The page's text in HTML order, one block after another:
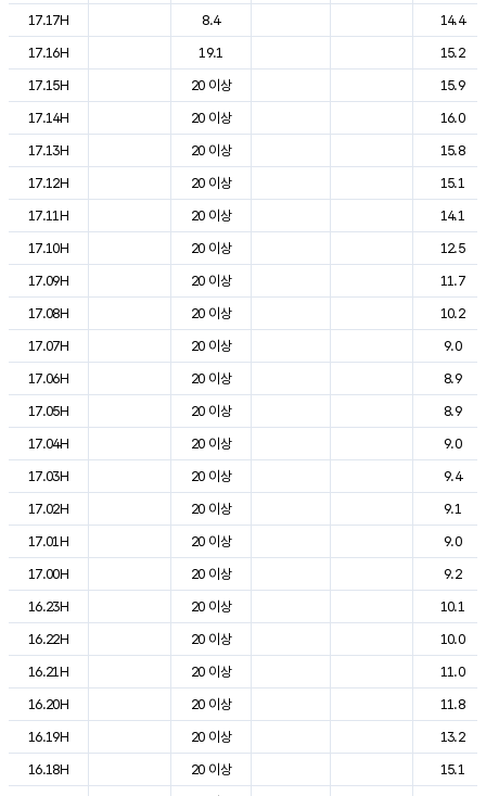
17.17H
8.4
14.4
17.16H
19.1
15.2
17.15H
20 이상
15.9
17.14H
20 이상
16.0
17.13H
20 이상
15.8
17.12H
20 이상
15.1
17.11H
20 이상
14.1
17.10H
20 이상
12.5
17.09H
20 이상
11.7
17.08H
20 이상
10.2
17.07H
20 이상
9.0
17.06H
20 이상
8.9
17.05H
20 이상
8.9
17.04H
20 이상
9.0
17.03H
20 이상
9.4
17.02H
20 이상
9.1
17.01H
20 이상
9.0
17.00H
20 이상
9.2
16.23H
20 이상
10.1
16.22H
20 이상
10.0
16.21H
20 이상
11.0
16.20H
20 이상
11.8
16.19H
20 이상
13.2
16.18H
20 이상
15.1